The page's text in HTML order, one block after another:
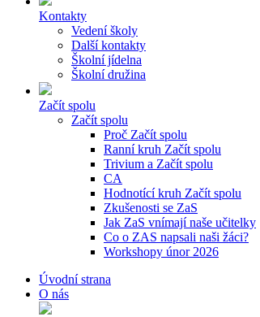
Kontakty
Vedení školy
Další kontakty
Školní jídelna
Školní družina
Začít spolu
Začít spolu
Proč Začít spolu
Ranní kruh Začít spolu
Trivium a Začít spolu
CA
Hodnotící kruh Začít spolu
Zkušenosti se ZaS
Jak ZaS vnímají naše učitelky
Co o ZAS napsali naši žáci?
Workshopy únor 2026
Úvodní strana
O nás